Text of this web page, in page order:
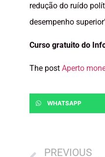
redução do ruído
desempenho
Curso gratuito do
The post Aperto
WHATSAPP
PREVIOUS